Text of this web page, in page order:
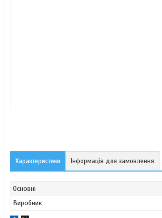
Характеристики Інформація для замовлення
Основні
Виробник